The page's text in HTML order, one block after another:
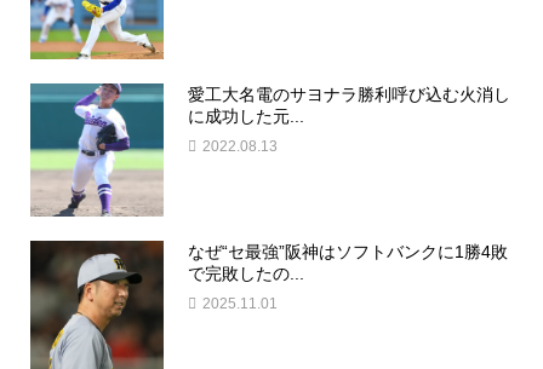
愛工大名電のサヨナラ勝利呼び込む火消し
に成功した元...
2022.08.13
なぜ“セ最強”阪神はソフトバンクに1勝4敗
で完敗したの...
2025.11.01